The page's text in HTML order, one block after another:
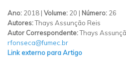
Ano: 2018 | Volume: 20 | Número: 26
Autores:Thays Assunção Reis
Autor Correspondente:Thays
rfonseca@fumec.br
Link externo para Artigo